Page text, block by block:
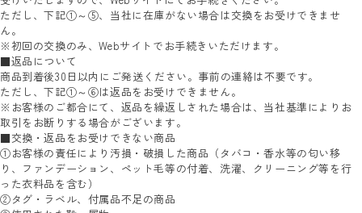
ただし、下記①～⑤、当社に在庫がない場合は交換をお受けできませ
ん。
※初回の交換のみ、Webサイトでお手続きいただけます。
■返品について
商品到着後30日以内にご発送ください。事前の連絡は不要です。
ただし、下記①～⑥は返品をお受けできません。
※お客様のご都合にて、返品を繰返しされた場合は、当社基準によりお
取引をお断りする場合がございます。
■交換・返品をお受けできない商品
①お客様の責任により汚損・破損した商品（タバコ・香水等の匂い移
り、ファンデーション、ペット毛等の付着、洗濯、クリーニング等を行
った衣料品を含む）
②タグ・ラベル、付属品不足の商品